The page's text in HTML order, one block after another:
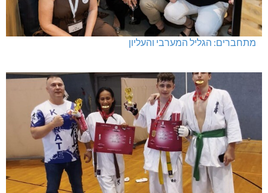
מתחברים: הגליל המערבי והעליון